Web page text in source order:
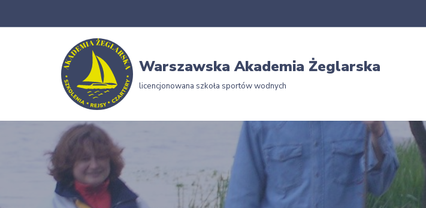
Warszawska Akademia Żeglarska
licencjonowana szkoła sportów wodnych